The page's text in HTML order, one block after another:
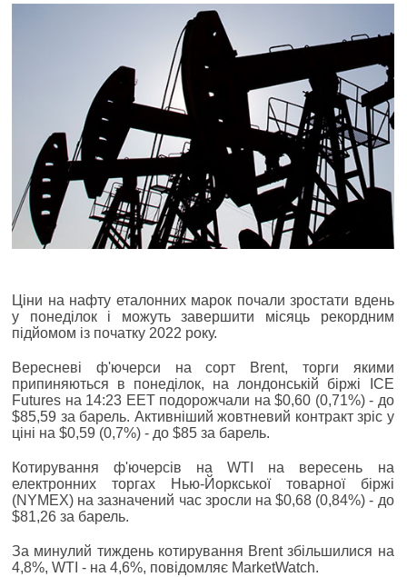
Ціни на нафту еталонних марок почали зростати вдень
у понеділок і можуть завершити місяць рекордним
підйомом із початку 2022 року.
Вересневі ф'ючерси на сорт Brent, торги якими
припиняються в понеділок, на лондонській біржі ICE
Futures на 14:23 EET подорожчали на $0,60 (0,71%) - до
$85,59 за барель. Активніший жовтневий контракт зріс у
ціні на $0,59 (0,7%) - до $85 за барель.
Котирування ф'ючерсів на WTI на вересень на
електронних торгах Нью-Йоркської товарної біржі
(NYMEX) на зазначений час зросли на $0,68 (0,84%) - до
$81,26 за барель.
За минулий тиждень котирування Brent збільшилися на
4,8%, WTI - на 4,6%, повідомляє MarketWatch.